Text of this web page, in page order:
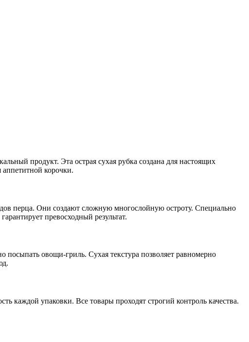
продукт. Эта острая сухая рубка создана для настоящих
аппетитной корочки.
перца. Они создают сложную многослойную остроту. Специально
превосходный результат.
посыпать овощи-гриль. Сухая текстура позволяет равномерно
каждой упаковки. Все товары проходят строгий контроль качества.